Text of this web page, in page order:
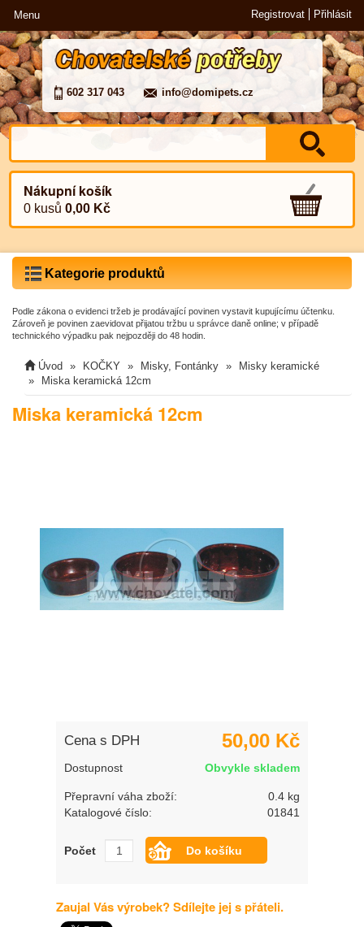
Menu Registrovat Přihlásit
602 317 043 info@domipets.cz
Nákupní košík
0 kusů0,00 Kč
Kategorie produktů
Podle zákona o evidenci tržeb je prodávající povinen vystavit kupujícímu účtenku.
Zároveň je povinen zaevidovat přijatou tržbu u správce daně online; v případě
technického výpadku pak nejpozději do 48 hodin.
Úvod KOČKY Misky, Fontánky
Misky keramické
Miska keramická 12cm
Miska keramická 12cm
Cena s DPH 50,00 Kč
Dostupnost Obvykle skladem
Přepravní váha zboží:
0.4 kg
Katalogové číslo:
01841
Počet
Zaujal Vás výrobek? Sdílejte jej s přáteli.